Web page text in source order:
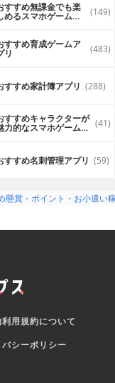
すすめ無課金でも楽
めるスマホゲームア (149)
すすめ育成ゲームア
リ (483)
すすめ家計簿アプリ (288)
すすめキャラクターが
力的なスマホゲームア (41)
すすめ名刺管理アプリ (59)
懸賞・ポイント・お小遣い
利用規約について
バシーポリシー